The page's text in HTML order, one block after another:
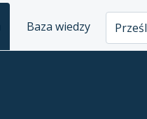
Baza wiedzy